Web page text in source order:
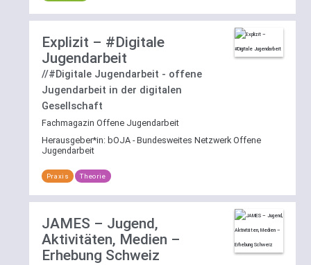
Explizit – #Digitale
Jugendarbeit
//#Digitale Jugendarbeit - offene
Jugendarbeit in der digitalen
Gesellschaft
Fachmagazin Offene Jugendarbeit
Herausgeber*in: bOJA - Bundesweites Netzwerk Offene
Jugendarbeit
Praxis Theorie
JAMES – Jugend,
Aktivitäten, Medien –
Erhebung Schweiz